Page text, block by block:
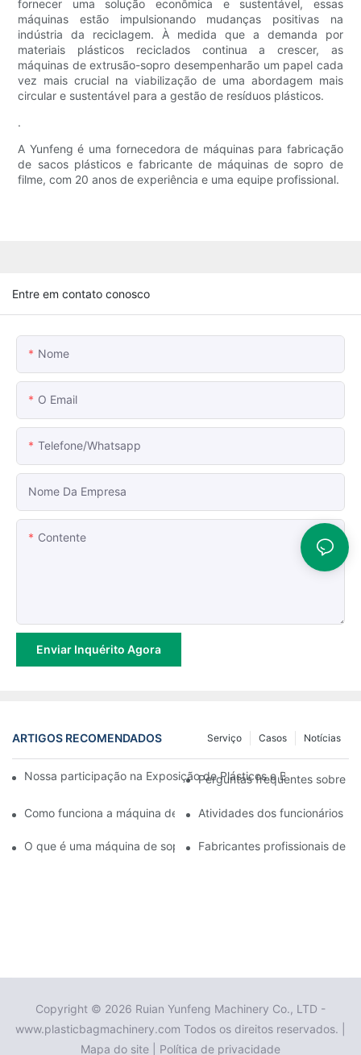
fornecer uma solução econômica e sustentável, essas
máquinas estão impulsionando mudanças positivas na
indústria da reciclagem. À medida que a demanda por
materiais plásticos reciclados continua a crescer, as
máquinas de extrusão-sopro desempenharão um papel cada
vez mais crucial na viabilização de uma abordagem mais
circular e sustentável para a gestão de resíduos plásticos.
.
A Yunfeng é uma fornecedora de máquinas para fabricação
de sacos plásticos e fabricante de máquinas de sopro de
filme, com 20 anos de experiência e uma equipe profissional.
Entre em contato conosco
Nome
O Email
Telefone/whatsapp
Nome Da Empresa
Contente
Enviar Inquérito Agora
ARTIGOS RECOMENDADOS Notícias
Casos
Serviço
Nossa participação na Exposição de Plásticos e Borracha do
Perguntas frequentes sobre
Como funciona a máquina de moldagem por sopro de filme
Atividades dos funcionários
O que é uma máquina de sopro de filme?Fabricantes profissionais de
Copyright © 2026 Ruian Yunfeng Machinery Co., LTD -
www.plasticbagmachinery.com Todos os direitos reservados. |
Mapa do site
Política de privacidade